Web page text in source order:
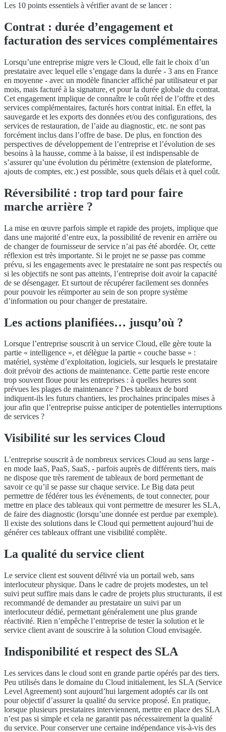
Les 10 points essentiels à vérifier avant de se lancer :
Contrat : durée d’engagement et
facturation des services complémentaires
Lorsqu’une entreprise migre vers le Cloud, elle fait le choix d’un
prestataire avec lequel elle s’engage dans la durée - 3 ans en France
en moyenne - avec un modèle financier affiché par utilisateur et par
mois, mais facturé à la signature, et pour la durée globale du contrat.
Cet engagement implique de connaître le coût réel de l’offre et des
services complémentaires, facturés hors contrat initial. En effet, la
sauvegarde et les exports des données et/ou des configurations, des
services de restauration, de l’aide au diagnostic, etc. ne sont pas
forcément inclus dans l’offre de base. De plus, en fonction des
perspectives de développement de l’entreprise et l’évolution de ses
besoins à la hausse, comme à la baisse, il est indispensable de
s’assurer qu’une évolution du périmètre (extension de plateforme,
ajouts de comptes, etc.) est possible, sous quels délais et à quel coût.
Réversibilité : trop tard pour faire
marche arrière ?
La mise en œuvre parfois simple et rapide des projets, implique que
dans une majorité d’entre eux, la possibilité de revenir en arrière ou
de changer de fournisseur de service n’ai pas été abordée. Or, cette
réflexion est très importante. Si le projet ne se passe pas comme
prévu, si les engagements avec le prestataire ne sont pas respectés ou
si les objectifs ne sont pas atteints, l’entreprise doit avoir la capacité
de se désengager. Et surtout de récupérer facilement ses données
pour pouvoir les réimporter au sein de son propre système
d’information ou pour changer de prestataire.
Les actions planifiées… jusqu’où ?
Lorsque l’entreprise souscrit à un service Cloud, elle gère toute la
partie « intelligence », et délègue la partie « couche basse » :
matériel, système d’exploitation, logiciels, sur lesquels le prestataire
doit prévoir des actions de maintenance. Cette partie reste encore
trop souvent floue pour les entreprises : à quelles heures sont
prévues les plages de maintenance ? Des tableaux de bord
indiquent-ils les futurs chantiers, les prochaines principales mises à
jour afin que l’entreprise puisse anticiper de potentielles interruptions
de services ?
Visibilité sur les services Cloud
L’entreprise souscrit à de nombreux services Cloud au sens large -
en mode IaaS, PaaS, SaaS, - parfois auprès de différents tiers, mais
ne dispose que très rarement de tableaux de bord permettant de
savoir ce qu’il se passe sur chaque service. Le Big data peut
permettre de fédérer tous les événements, de tout connecter, pour
mettre en place des tableaux qui vont permettre de mesurer les SLA,
de faire des diagnostic (lorsqu’une donnée est perdue par exemple).
Il existe des solutions dans le Cloud qui permettent aujourd’hui de
générer ces tableaux offrant une visibilité complète.
La qualité du service client
Le service client est souvent délivré via un portail web, sans
interlocuteur physique. Dans le cadre de projets modestes, un tel
suivi peut suffire mais dans le cadre de projets plus structurants, il est
recommandé de demander au prestataire un suivi par un
interlocuteur dédié, permettant généralement une plus grande
réactivité. Rien n’empêche l’entreprise de tester la solution et le
service client avant de souscrire à la solution Cloud envisagée.
Indisponibilité et respect des SLA
Les services dans le cloud sont en grande partie opérés par des tiers.
Peu utilisés dans le domaine du Cloud initialement, les SLA (Service
Level Agreement) sont aujourd’hui largement adoptés car ils ont
pour objectif d’assurer la qualité du service proposé. En pratique,
lorsque plusieurs prestataires interviennent, mettre en place des SLA
n’est pas si simple et cela ne garantit pas nécessairement la qualité
du service. Pour conserver une certaine indépendance vis-à-vis des